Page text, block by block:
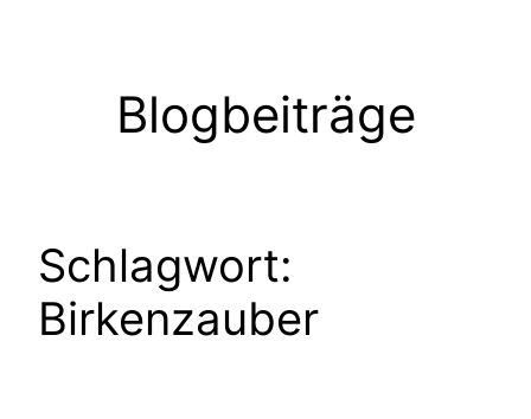
Blogbeiträge
Schlagwort:
Birkenzauber